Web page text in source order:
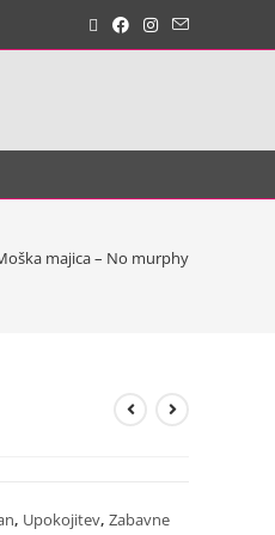
majica – No murphy
, Upokojitev, Zabavne